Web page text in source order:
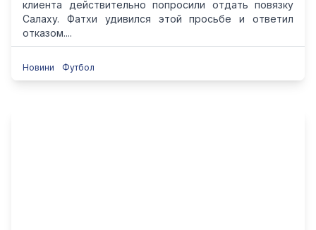
клиента действительно попросили отдать повязку
Салаху. Фатхи удивился этой просьбе и ответил
отказом....
Новини Футбол